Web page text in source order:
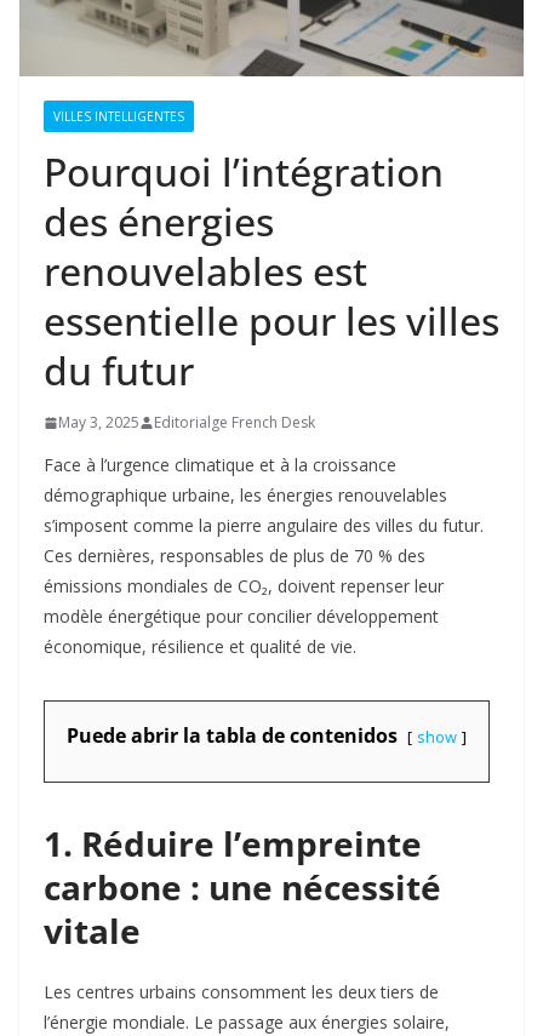
VILLES INTELLIGENTES
Pourquoi l’intégration
des énergies
renouvelables est
essentielle pour les villes
du futur
May 3, 2025 Editorialge French Desk
Face à l’urgence climatique et à la croissance
démographique urbaine, les énergies renouvelables
s’imposent comme la pierre angulaire des villes du futur.
Ces dernières, responsables de plus de 70 % des
émissions mondiales de CO₂, doivent repenser leur
modèle énergétique pour concilier développement
économique, résilience et qualité de vie.
Puede abrir la tabla de contenidos show
1. Réduire l’empreinte
carbone : une nécessité
vitale
Les centres urbains consomment les deux tiers de
l’énergie mondiale. Le passage aux énergies solaire,